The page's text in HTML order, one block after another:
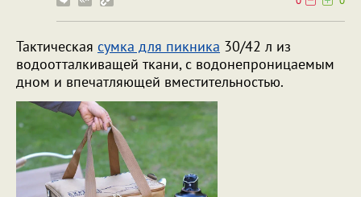
Тактическая сумка для пикника 30/42 л из
водоотталкиващей ткани, с водонепроницаемым
дном и впечатляющей вместительностью.